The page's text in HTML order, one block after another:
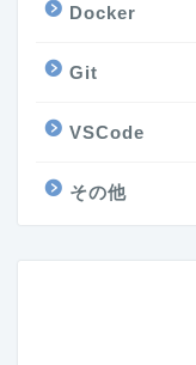
Docker
Git
VSCode
その他